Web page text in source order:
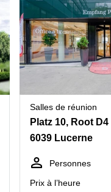
Salles de réunion
Platz 10, Root D4
6039 Lucerne
Personnes
Prix à l’heure